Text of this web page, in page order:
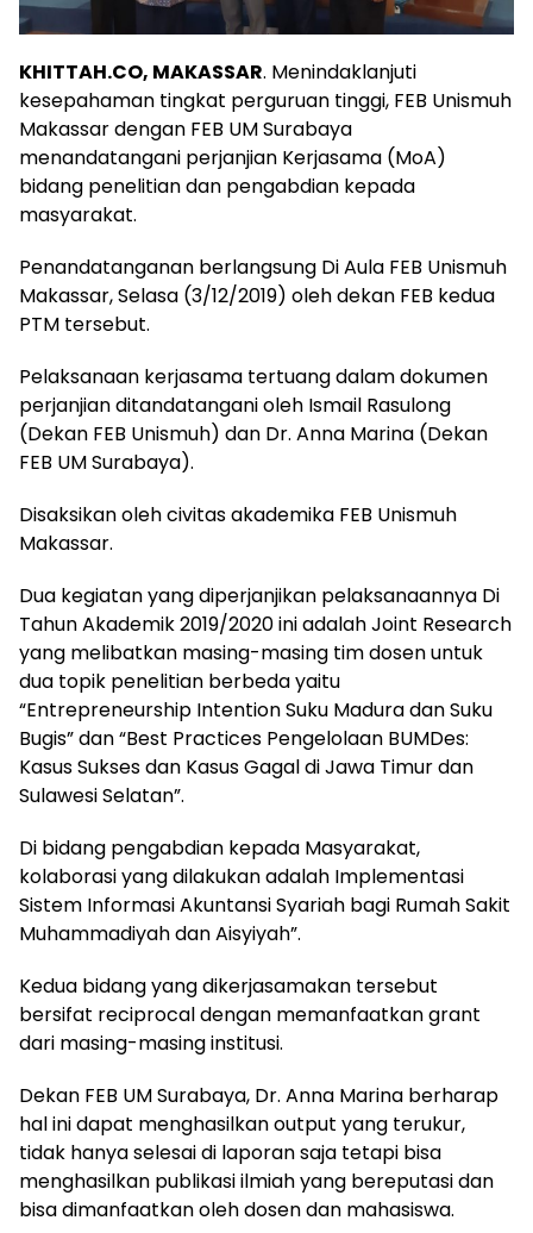
KHITTAH.CO, MAKASSAR. Menindaklanjuti
kesepahaman tingkat perguruan tinggi, FEB Unismuh
Makassar dengan FEB UM Surabaya
menandatangani perjanjian Kerjasama (MoA)
bidang penelitian dan pengabdian kepada
masyarakat.
Penandatanganan berlangsung Di Aula FEB Unismuh
Makassar, Selasa (3/12/2019) oleh dekan FEB kedua
PTM tersebut.
Pelaksanaan kerjasama tertuang dalam dokumen
perjanjian ditandatangani oleh Ismail Rasulong
(Dekan FEB Unismuh) dan Dr. Anna Marina (Dekan
FEB UM Surabaya).
Disaksikan oleh civitas akademika FEB Unismuh
Makassar.
Dua kegiatan yang diperjanjikan pelaksanaannya Di
Tahun Akademik 2019/2020 ini adalah Joint Research
yang melibatkan masing-masing tim dosen untuk
dua topik penelitian berbeda yaitu
“Entrepreneurship Intention Suku Madura dan Suku
Bugis” dan “Best Practices Pengelolaan BUMDes:
Kasus Sukses dan Kasus Gagal di Jawa Timur dan
Sulawesi Selatan”.
Di bidang pengabdian kepada Masyarakat,
kolaborasi yang dilakukan adalah Implementasi
Sistem Informasi Akuntansi Syariah bagi Rumah Sakit
Muhammadiyah dan Aisyiyah”.
Kedua bidang yang dikerjasamakan tersebut
bersifat reciprocal dengan memanfaatkan grant
dari masing-masing institusi.
Dekan FEB UM Surabaya, Dr. Anna Marina berharap
hal ini dapat menghasilkan output yang terukur,
tidak hanya selesai di laporan saja tetapi bisa
menghasilkan publikasi ilmiah yang bereputasi dan
bisa dimanfaatkan oleh dosen dan mahasiswa.